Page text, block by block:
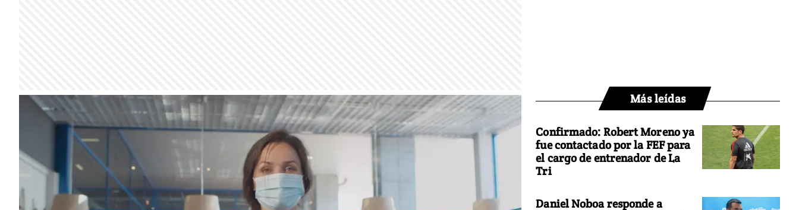
Más leídas
Confirmado: Robert Moreno ya
fue contactado por la FEF para
el cargo de entrenador de La
Tri
Daniel Noboa responde a